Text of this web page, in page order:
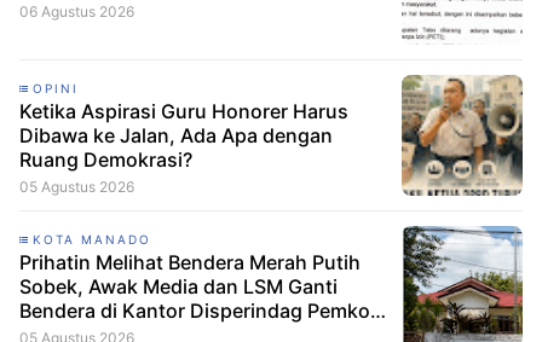
06 Agustus 2026
OPINI
Ketika Aspirasi Guru Honorer Harus
Dibawa ke Jalan, Ada Apa dengan
Ruang Demokrasi?
05 Agustus 2026
KOTA MANADO
Prihatin Melihat Bendera Merah Putih
Sobek, Awak Media dan LSM Ganti
Bendera di Kantor Disperindag Pemkot
Manado
05 Agustus 2026